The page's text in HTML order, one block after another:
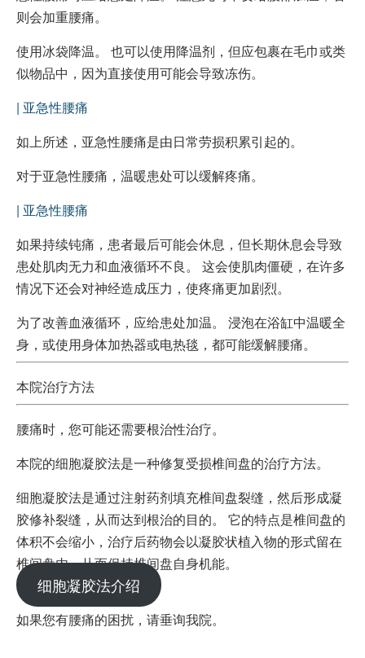
则会加重腰痛。
使用冰袋降温。 也可以使用降温剂，但应包裹在毛巾或类
似物品中，因为直接使用可能会导致冻伤。
| 亚急性腰痛
如上所述，亚急性腰痛是由日常劳损积累引起的。
对于亚急性腰痛，温暖患处可以缓解疼痛。
| 亚急性腰痛
如果持续钝痛，患者最后可能会休息，但长期休息会导致
患处肌肉无力和血液循环不良。 这会使肌肉僵硬，在许多
情况下还会对神经造成压力，使疼痛更加剧烈。
为了改善血液循环，应给患处加温。 浸泡在浴缸中温暖全
身，或使用身体加热器或电热毯，都可能缓解腰痛。
本院治疗方法
腰痛时，您可能还需要根治性治疗。
本院的细胞凝胶法是一种修复受损椎间盘的治疗方法。
细胞凝胶法是通过注射药剂填充椎间盘裂缝，然后形成凝
胶修补裂缝，从而达到根治的目的。 它的特点是椎间盘的
体积不会缩小，治疗后药物会以凝胶状植入物的形式留在
椎间盘内，从而保持椎间盘自身机能。
细胞凝胶法介绍
如果您有腰痛的困扰，请垂询我院。